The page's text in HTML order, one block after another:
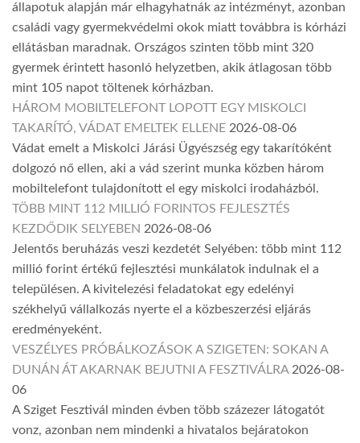
állapotuk alapján már elhagyhatnák az intézményt, azonban
családi vagy gyermekvédelmi okok miatt továbbra is kórházi
ellátásban maradnak. Országos szinten több mint 320
gyermek érintett hasonló helyzetben, akik átlagosan több
mint 105 napot töltenek kórházban.
HÁROM MOBILTELEFONT LOPOTT EGY MISKOLCI
TAKARÍTÓ, VÁDAT EMELTEK ELLENE 2026-08-06
Vádat emelt a Miskolci Járási Ügyészség egy takarítóként
dolgozó nő ellen, aki a vád szerint munka közben három
mobiltelefont tulajdonított el egy miskolci irodaházból.
TÖBB MINT 112 MILLIÓ FORINTOS FEJLESZTÉS
KEZDŐDIK SELYEBEN 2026-08-06
Jelentős beruházás veszi kezdetét Selyében: több mint 112
millió forint értékű fejlesztési munkálatok indulnak el a
településen. A kivitelezési feladatokat egy edelényi
székhelyű vállalkozás nyerte el a közbeszerzési eljárás
eredményeként.
VESZÉLYES PRÓBÁLKOZÁSOK A SZIGETEN: SOKAN A
DUNÁN ÁT AKARNAK BEJUTNI A FESZTIVÁLRA 2026-08-
06
A Sziget Fesztivál minden évben több százezer látogatót
vonz, azonban nem mindenki a hivatalos bejáratokon